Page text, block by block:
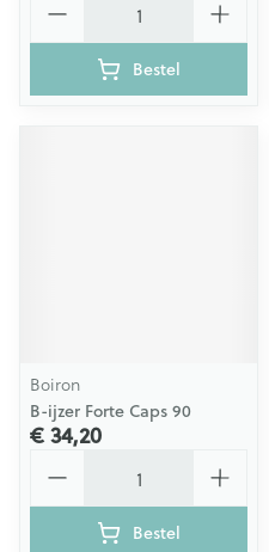
Bestel
Boiron
B-ijzer Forte Caps 90
€ 34,20
Bestel